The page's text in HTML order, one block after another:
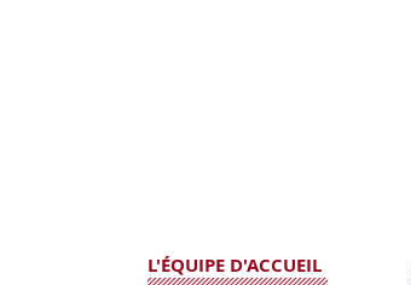
L'ÉQUIPE D'ACCUEIL